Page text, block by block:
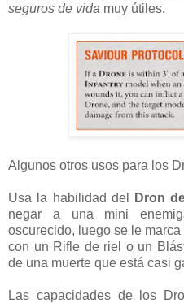
seguros de vida muy útiles.
Algunos otros usos para los
Usa la habilidad del Dron
negar a una mini
oscurecido, luego se le
con un Rifle de riel o un
de una muerte que está casi
Las capacidades de los